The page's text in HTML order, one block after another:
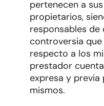
pertenecen a
propietarios,
responsables
controversia
respecto a los
prestador
expresa y
mismos.